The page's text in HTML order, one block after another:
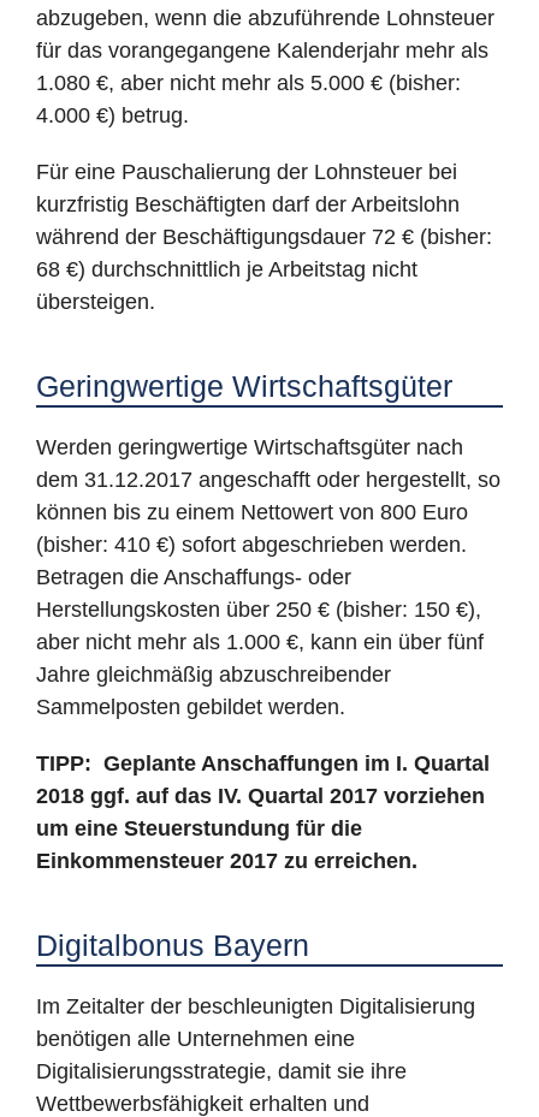
abzugeben, wenn die abzuführende Lohnsteuer
für das vorangegangene Kalenderjahr mehr als
1.080 €, aber nicht mehr als 5.000 € (bisher:
4.000 €) betrug.
Für eine Pauschalierung der Lohnsteuer bei
kurzfristig Beschäftigten darf der Arbeitslohn
während der Beschäftigungsdauer 72 € (bisher:
68 €) durchschnittlich je Arbeitstag nicht
übersteigen.
Geringwertige Wirtschaftsgüter
Werden geringwertige Wirtschaftsgüter nach
dem 31.12.2017 angeschafft oder hergestellt, so
können bis zu einem Nettowert von 800 Euro
(bisher: 410 €) sofort abgeschrieben werden.
Betragen die Anschaffungs- oder
Herstellungskosten über 250 € (bisher: 150 €),
aber nicht mehr als 1.000 €, kann ein über fünf
Jahre gleichmäßig abzuschreibender
Sammelposten gebildet werden.
TIPP: Geplante Anschaffungen im I. Quartal
2018 ggf. auf das IV. Quartal 2017 vorziehen
um eine Steuerstundung für die
Einkommensteuer 2017 zu erreichen.
Digitalbonus Bayern
Im Zeitalter der beschleunigten Digitalisierung
benötigen alle Unternehmen eine
Digitalisierungsstrategie, damit sie ihre
Wettbewerbsfähigkeit erhalten und